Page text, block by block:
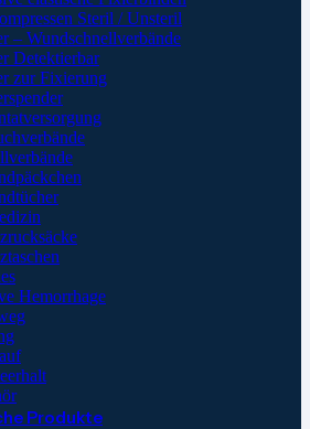
Steril / Unsteril
– Wundschnellverbände
Detektierbar
zur Fixierung
Hemorrhage
Produkte